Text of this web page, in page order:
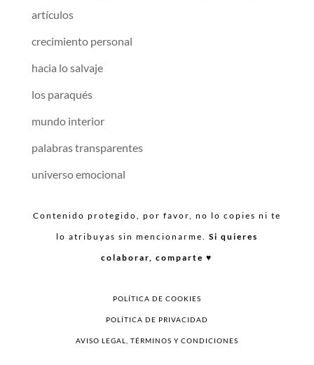
artículos
crecimiento personal
hacia lo salvaje
los paraqués
mundo interior
palabras transparentes
universo emocional
Contenido protegido, por favor, no lo copies ni te
lo atribuyas sin mencionarme. Si quieres
colaborar, comparte ♥︎
POLÍTICA DE COOKIES
POLÍTICA DE PRIVACIDAD
AVISO LEGAL, TÉRMINOS Y CONDICIONES